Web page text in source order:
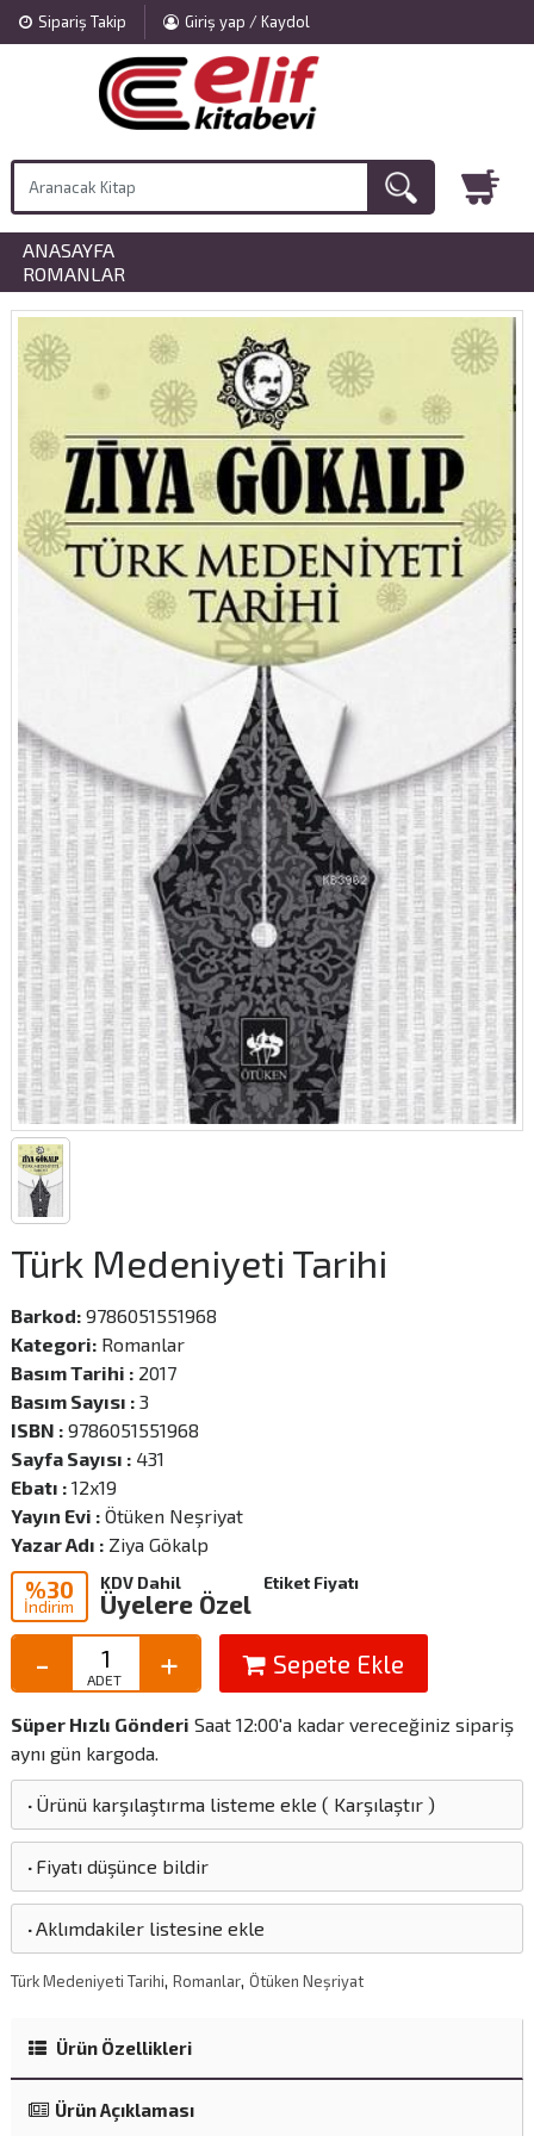
Sipariş Takip Giriş yap / Kaydol
ANASAYFA
ROMANLAR
Türk Medeniyeti Tarihi
Barkod:9786051551968
Kategori: Romanlar
Basım Tarihi :2017
Basım Sayısı :3
ISBN :9786051551968
Sayfa Sayısı :431
Ebatı :12x19
Yayın Evi :Ötüken Neşriyat
Yazar Adı :Ziya Gökalp
%30
İndirim
KDV Dahil
Üyelere Özel
Etiket Fiyatı
Sepete Ekle
Süper Hızlı Gönderi Saat 12:00'a kadar vereceğiniz sipariş
aynı gün kargoda.
· Ürünü karşılaştırma listeme ekle ( Karşılaştır)
· Fiyatı düşünce bildir
·Aklımdakiler listesine ekle
Türk Medeniyeti Tarihi, Romanlar, Ötüken Neşriyat
Ürün Özellikleri
Ürün Açıklaması